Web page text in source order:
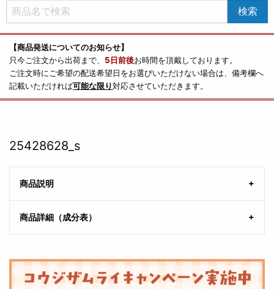
【商品発送についてのお知らせ】
只今ご注文から出荷まで、 5日前後お時間を頂戴しております。
ご注文時にご希望の配送希望日をお選びいただけない場合は、備考欄へ
記載いただければ可能な限り対応させていただきます。
25428628_s
商品説明
商品詳細（成分表）